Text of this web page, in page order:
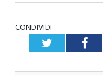
CONDIVIDI
Twitter